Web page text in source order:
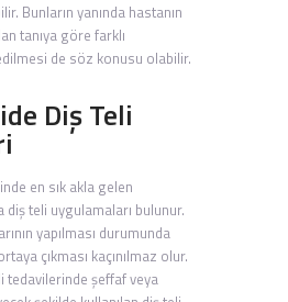
Bunların yanında hastanın
tanıya göre farklı
de söz konusu olabilir.
Diş Teli
en sık akla gelen
diş teli uygulamaları bulunur.
yapılması durumunda
çıkması kaçınılmaz olur.
tedavilerinde şeffaf veya